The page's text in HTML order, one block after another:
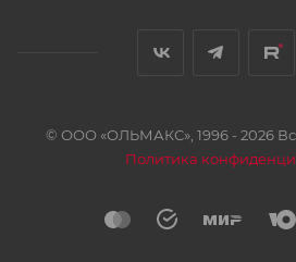
© ООО «ОЛЬМАКС», 1996 - 2026
Политика